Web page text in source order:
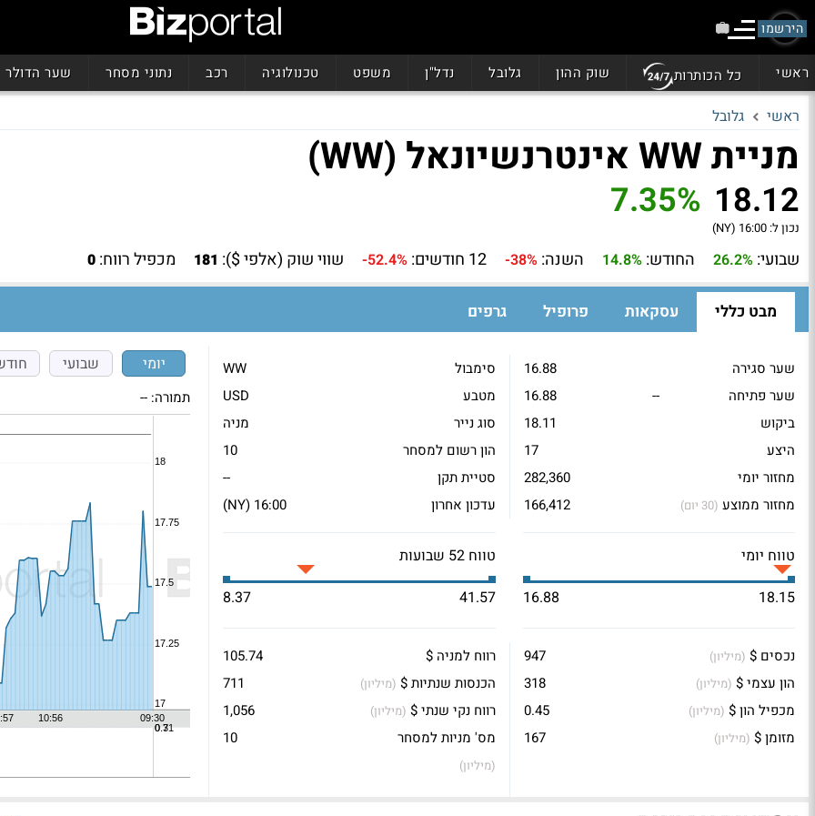
הירשמו
ראשי כל הכותרות שוק ההון גלובל נדל"ן משפט טכנולוגיה רכב נתוני מסחר שער הדולר
ראשי גלובל
מניית WW אינטרנשיונאל (WW)
18.12
7.35%
נכון ל: 16:00 (NY)
שבועי: 26.2% החודש: 14.8% השנה: -38% 12 חודשים: -52.4% שווי שוק (אלפי $): 181 מכפיל רווח: 0
מבט כללי עסקאות פרופיל גרפים
שער סגירה
16.88
שער פתיחה
--
16.88
ביקוש
18.11
היצע
17
מחזור יומי
282,360
מחזור ממוצע (30 יום) 166,412
סימבול
WW
מטבע
USD
סוג נייר
מניה
הון רשום למסחר
10
סטיית תקן
--
עדכון אחרון
16:00 (NY)
טווח יומי
18.15
16.88
טווח 52 שבועות
41.57
8.37
נכסים $ (מיליון)
947
הון עצמי $ (מיליון)
318
מכפיל הון $ (מיליון)
0.45
מזומן $ (מיליון) 167
רווח למניה $
105.74
הכנסות שנתיות $ (מיליון)
711
רווח נקי שנתי $ (מיליון)
1,056
מס' מניות למסחר
(מיליון)
10
יומי שבועי
תמורה: --